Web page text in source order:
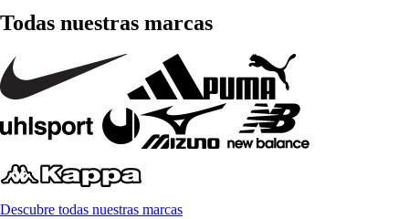
Todas nuestras marcas
Descubre todas nuestras marcas